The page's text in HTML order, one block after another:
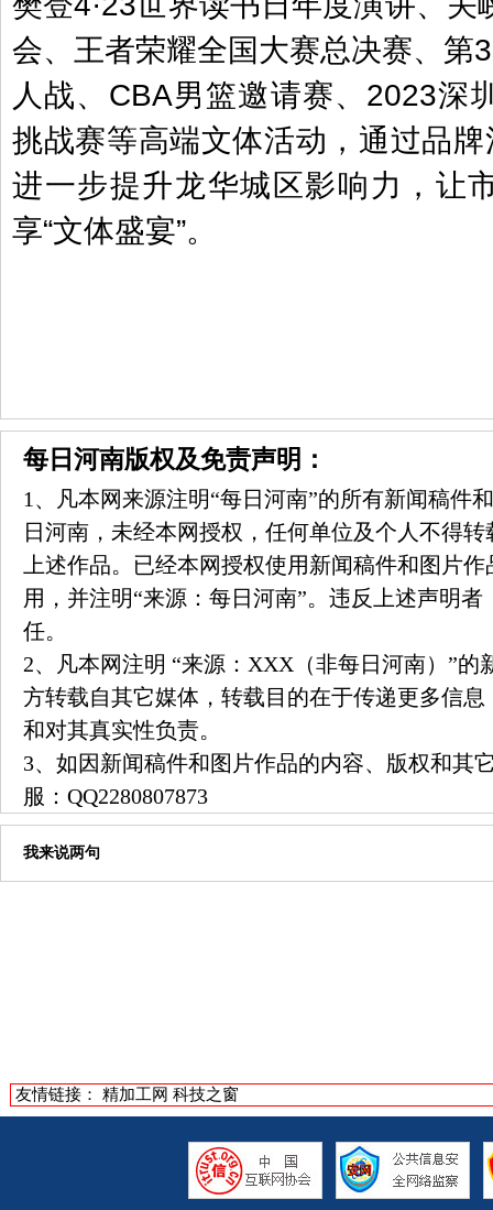
会、王者荣耀全国大赛总决赛、第
人战、CBA男篮邀请赛、2023深
挑战赛等高端文体活动，通过品牌
进一步提升龙华城区影响力，让
享“文体盛宴”。
每日河南版权及免责声明：
1、凡本网来源注明“每日河南”的所有新闻稿件
日河南，未经本网授权，任何单位及个人不得
上述作品。已经本网授权使用新闻稿件和图片
用，并注明“来源：每日河南”。违反上述声明
任。
2、凡本网注明 “来源：XXX（非每日河南）”的
方转载自其它媒体，转载目的在于传递更多信
和对其真实性负责。
3、如因新闻稿件和图片作品的内容、版权和其
服： QQ2280807873
我来说两句
友情链接： 精加工网 科技之窗